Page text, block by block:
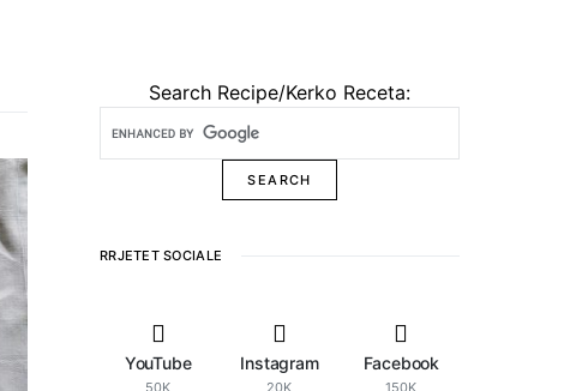
Search Recipe/Kerko Receta:
RRJETET SOCIALE
YouTube
50K
Instagram
20K
Facebook
150K